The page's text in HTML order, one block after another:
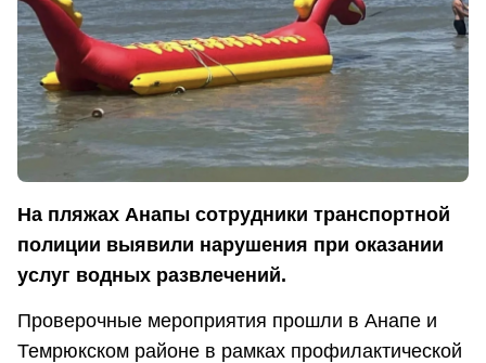
На пляжах Анапы сотрудники транспортной
полиции выявили нарушения при оказании
услуг водных развлечений.
Проверочные мероприятия прошли в Анапе и
Темрюкском районе в рамках профилактической